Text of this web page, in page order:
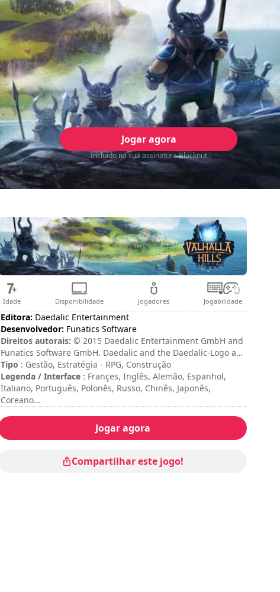
Jogar agora
Incluído na sua assinatura Blacknut
Idade Disponibilidade Jogadores Jogabilidade
Editora: Daedalic Entertainment
Desenvolvedor: Funatics Software
Direitos autorais: © 2015 Daedalic Entertainment GmbH and
Funatics Software GmbH. Daedalic and the Daedalic-Logo are
trademarks of Daedalic Entertainment GmbH. All rights
reserved.
Tipo : Gestão, Estratégia - RPG, Construção
Legenda / Interface : Françes, Inglês, Alemão, Espanhol,
Italiano, Português, Polonês, Russo, Chinês, Japonês,
Coreano
Duração total
Dificuldade
Jogar agora
Compartilhar este jogo!